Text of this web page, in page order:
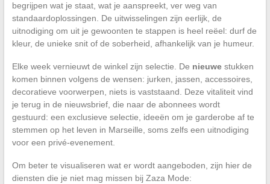
begrijpen wat je staat, wat je aanspreekt, ver weg van
standaardoplossingen. De uitwisselingen zijn eerlijk, de
uitnodiging om uit je gewoonten te stappen is heel reëel: durf de
kleur, de unieke snit of de soberheid, afhankelijk van je humeur.
Elke week vernieuwt de winkel zijn selectie. De nieuwestukken
komen binnen volgens de wensen: jurken, jassen, accessoires,
decoratieve voorwerpen, niets is vaststaand. Deze vitaliteit vind
je terug in de nieuwsbrief, die naar de abonnees wordt
gestuurd: een exclusieve selectie, ideeën om je garderobe af te
stemmen op het leven in Marseille, soms zelfs een uitnodiging
voor een privé-evenement.
Om beter te visualiseren wat er wordt aangeboden, zijn hier de
diensten die je niet mag missen bij Zaza Mode: